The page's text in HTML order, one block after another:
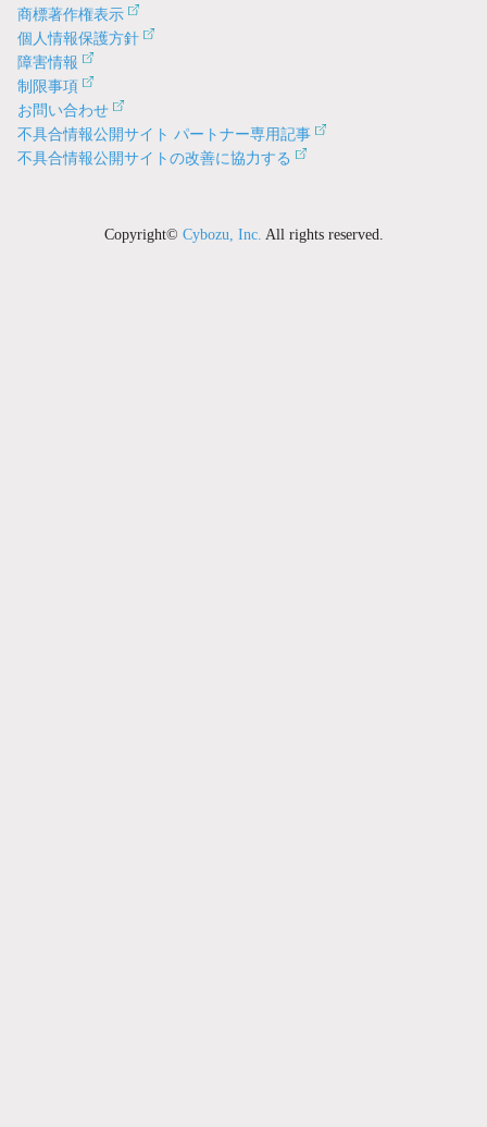
商標著作権表示
個人情報保護方針
障害情報
制限事項
お問い合わせ
不具合情報公開サイト パートナー専用記事
不具合情報公開サイトの改善に協力する
Copyright© Cybozu, Inc. All rights reserved.